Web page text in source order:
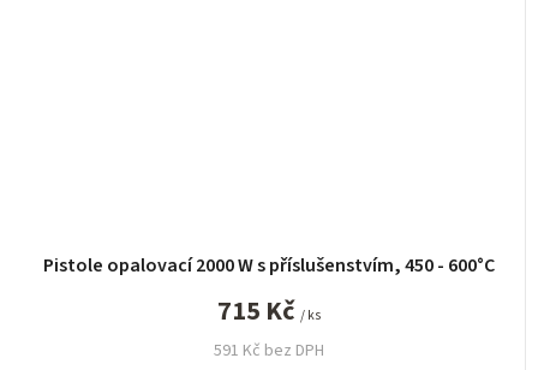
Pistole opalovací 2000 W s příslušenstvím, 450 - 600°C
591 Kč bez DPH
715 Kč / ks